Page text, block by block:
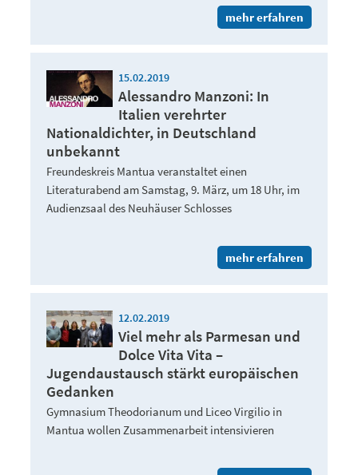
mehr erfahren
15.02.2019
Alessandro Manzoni: In
Italien verehrter
Nationaldichter, in Deutschland
unbekannt
Freundeskreis Mantua veranstaltet einen
Literaturabend am Samstag, 9. März, um 18 Uhr, im
Audienzsaal des Neuhäuser Schlosses
mehr erfahren
12.02.2019
Viel mehr als Parmesan und
Dolce Vita Vita –
Jugendaustausch stärkt europäischen
Gedanken
Gymnasium Theodorianum und Liceo Virgilio in
Mantua wollen Zusammenarbeit intensivieren